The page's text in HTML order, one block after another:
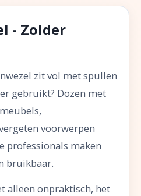
- Zolder
zit vol met spullen
gebruikt? Dozen met
voorwerpen
professionals maken
bruikbaar.
alleen onpraktisch, het